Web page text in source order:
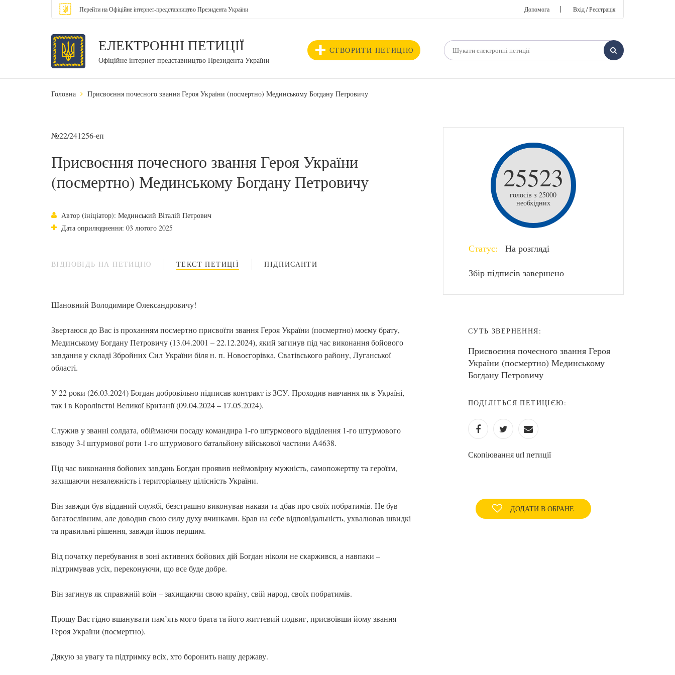
Перейти на Офіційне інтернет-представництво Президента України Допомога | Вхід / Реєстрація
ЕЛЕКТРОННІ ПЕТИЦІЇ
Офіційне інтернет-представництво Президента України
СТВОРИТИ ПЕТИЦІЮ
Головна Присвоєння почесного звання Героя України (посмертно) Мединському Богдану Петровичу
№22/241256-еп
Присвоєння почесного звання Героя України
(посмертно) Мединському Богдану Петровичу
Автор (ініціатор): Мединський Віталій Петрович
Дата оприлюднення: 03 лютого 2025
ВІДПОВІДЬ НА ПЕТИЦІЮ ТЕКСТ ПЕТИЦІЇ ПІДПИСАНТИ
Шановний Володимире Олександровичу!
Звертаюся до Вас із проханням посмертно присвоїти звання Героя України (посмертно) моєму брату,
Мединському Богдану Петровичу (13.04.2001 – 22.12.2024), який загинув під час виконання бойового
завдання у складі Збройних Сил України біля н. п. Новоєгорівка, Сватівського району, Луганської
області.
У 22 роки (26.03.2024) Богдан добровільно підписав контракт із ЗСУ. Проходив навчання як в Україні,
так і в Королівстві Великої Британії (09.04.2024 – 17.05.2024).
Служив у званні солдата, обіймаючи посаду командира 1-го штурмового відділення 1-го штурмового
взводу 3-ї штурмової роти 1-го штурмового батальйону військової частини А4638.
Під час виконання бойових завдань Богдан проявив неймовірну мужність, самопожертву та героїзм,
захищаючи незалежність і територіальну цілісність України.
Він завжди був відданий службі, безстрашно виконував накази та дбав про своїх побратимів. Не був
багатослівним, але доводив свою силу духу вчинками. Брав на себе відповідальність, ухвалював швидкі
та правильні рішення, завжди йшов першим.
Від початку перебування в зоні активних бойових дій Богдан ніколи не скаржився, а навпаки –
підтримував усіх, переконуючи, що все буде добре.
Він загинув як справжній воїн – захищаючи свою країну, свій народ, своїх побратимів.
Прошу Вас гідно вшанувати пам’ять мого брата та його життєвий подвиг, присвоївши йому звання
Героя України (посмертно).
Дякую за увагу та підтримку всіх, хто боронить нашу державу.
25523
голосів з 25000
необхідних
Статус: На розгляді
Збір підписів завершено
СУТЬ ЗВЕРНЕННЯ:
Присвоєння почесного звання Героя
України (посмертно) Мединському
Богдану Петровичу
ПОДІЛІТЬСЯ ПЕТИЦІЄЮ:
Скопіювання url петиції
ДОДАТИ В ОБРАНЕ